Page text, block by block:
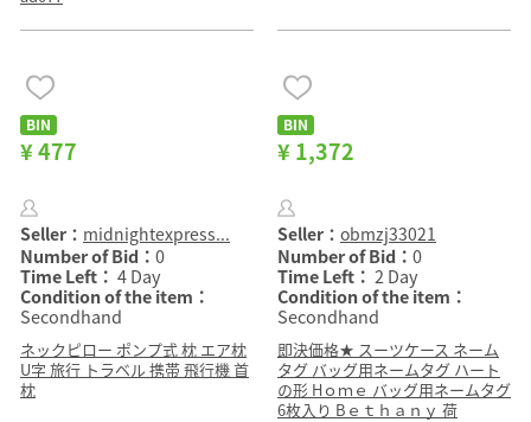
BIN
¥ 477
Seller： midnightexpress...
Number of Bid： 0
Time Left： 4 Day
Condition of the item：
Secondhand
ネックピロー ポンプ式 枕 エア枕
U字 旅行 トラベル 携帯 飛行機 首
枕
BIN
¥ 1,372
Seller： obmzj33021
Number of Bid： 0
Time Left： 2 Day
Condition of the item：
Secondhand
即決価格★ スーツケース ネーム
タグ バッグ用ネームタグ ハート
の形 Hｏｍｅ バッグ用ネームタグ
6枚入り Bｅｔｈａｎｙ 荷